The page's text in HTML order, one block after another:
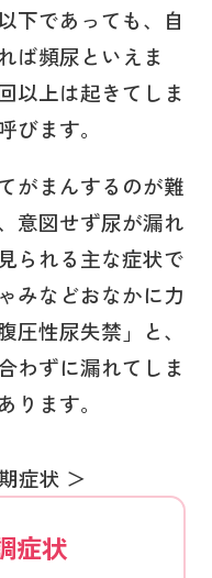
下であっても、自
ば頻尿といえま
以上は起きてしま
びます。
がまんするのが難
意図せず尿が漏れ
られる主な症状で
みなどおなかに力
性尿失禁」と、
わずに漏れてしま
ります。
症状 ＞
症状